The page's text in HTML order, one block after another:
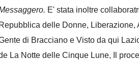
E' stata inoltre
Repubblica delle Donne, Liberazione,
di Bracciano e Visto da qui
La Notte delle Cinque Lune, Il